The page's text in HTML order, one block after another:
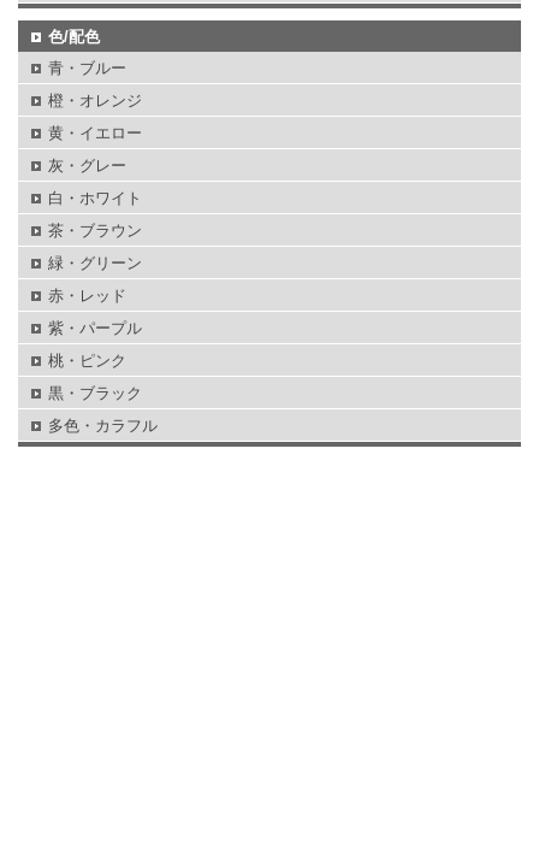
色/配色
青・ブルー
橙・オレンジ
黄・イエロー
灰・グレー
白・ホワイト
茶・ブラウン
緑・グリーン
赤・レッド
紫・パープル
桃・ピンク
黒・ブラック
多色・カラフル